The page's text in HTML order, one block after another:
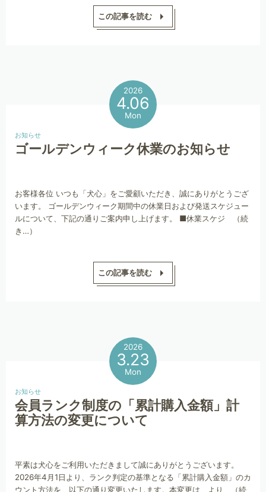
この記事を読む
2026
4.06
Mon
お知らせ
ゴールデンウィーク休業のお知らせ
お客様各位 いつも「犬心」をご愛顧いただき、誠にありがとうござ
います。 ゴールデンウィーク期間中の休業日および発送スケジュー
ルについて、下記の通りご案内申し上げます。 ■休業スケジ （続
き…）
この記事を読む
2026
3.23
Mon
お知らせ
会員ランク制度の「累計購入金額」計
算方法の変更について
平素は犬心をご利用いただきまして誠にありがとうございます。
2026年4月1日より、ランク判定の基準となる「累計購入金額」のカ
ウント方法を、以下の通り変更いたします。本変更は、より （続